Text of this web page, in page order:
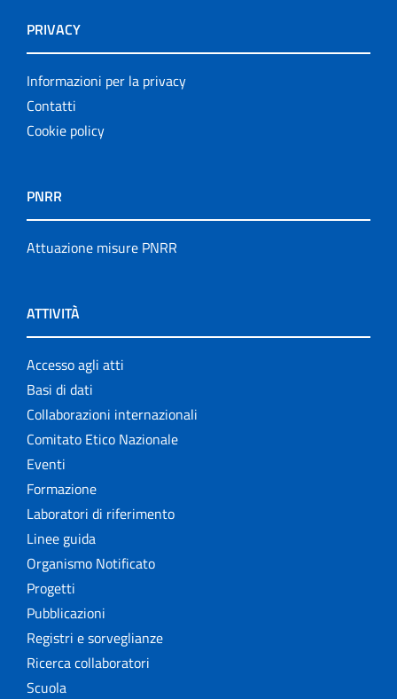
PRIVACY
Informazioni per la privacy
Contatti
Cookie policy
PNRR
Attuazione misure PNRR
ATTIVITÀ
Accesso agli atti
Basi di dati
Collaborazioni internazionali
Comitato Etico Nazionale
Eventi
Formazione
Laboratori di riferimento
Linee guida
Organismo Notificato
Progetti
Pubblicazioni
Registri e sorveglianze
Ricerca collaboratori
Scuola